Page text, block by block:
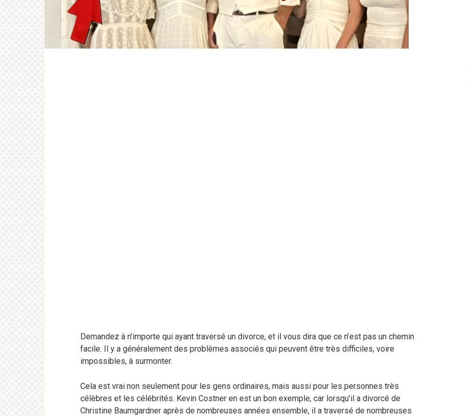
Demandez à n’importe qui ayant traversé un divorce, et il vous dira que ce n’est pas un chemin
facile. Il y a généralement des problèmes associés qui peuvent être très difficiles, voire
impossibles, à surmonter.
Cela est vrai non seulement pour les gens ordinaires, mais aussi pour les personnes très
célèbres et les célébrités. Kevin Costner en est un bon exemple, car lorsqu’il a divorcé de
Christine Baumgardner après de nombreuses années ensemble, il a traversé de nombreuses